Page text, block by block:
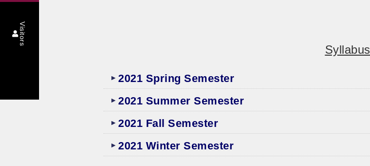
Visitors
Syllabus
2021 Spring Semester
2021 Summer Semester
2021 Fall Semester
2021 Winter Semester